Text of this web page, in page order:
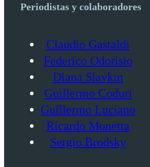
Periodistas y colaboradores
Claudio Gastaldi
Federico Odorisio
Diana Slavkin
Guillermo Coduri
Guillermo Luciano
Ricardo Monetta
Sergio Brodsky